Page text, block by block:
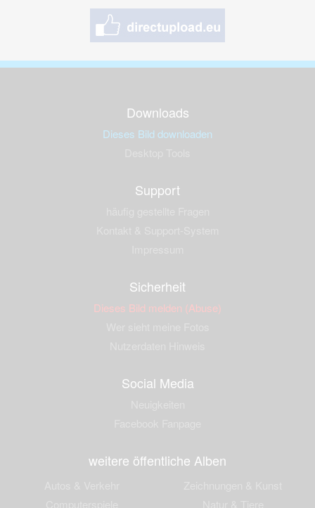
Downloads
Dieses Bild downloaden
Support
Sicherheit
Dieses Bild melden (Abuse)
Social Media
weitere öffentliche Alben